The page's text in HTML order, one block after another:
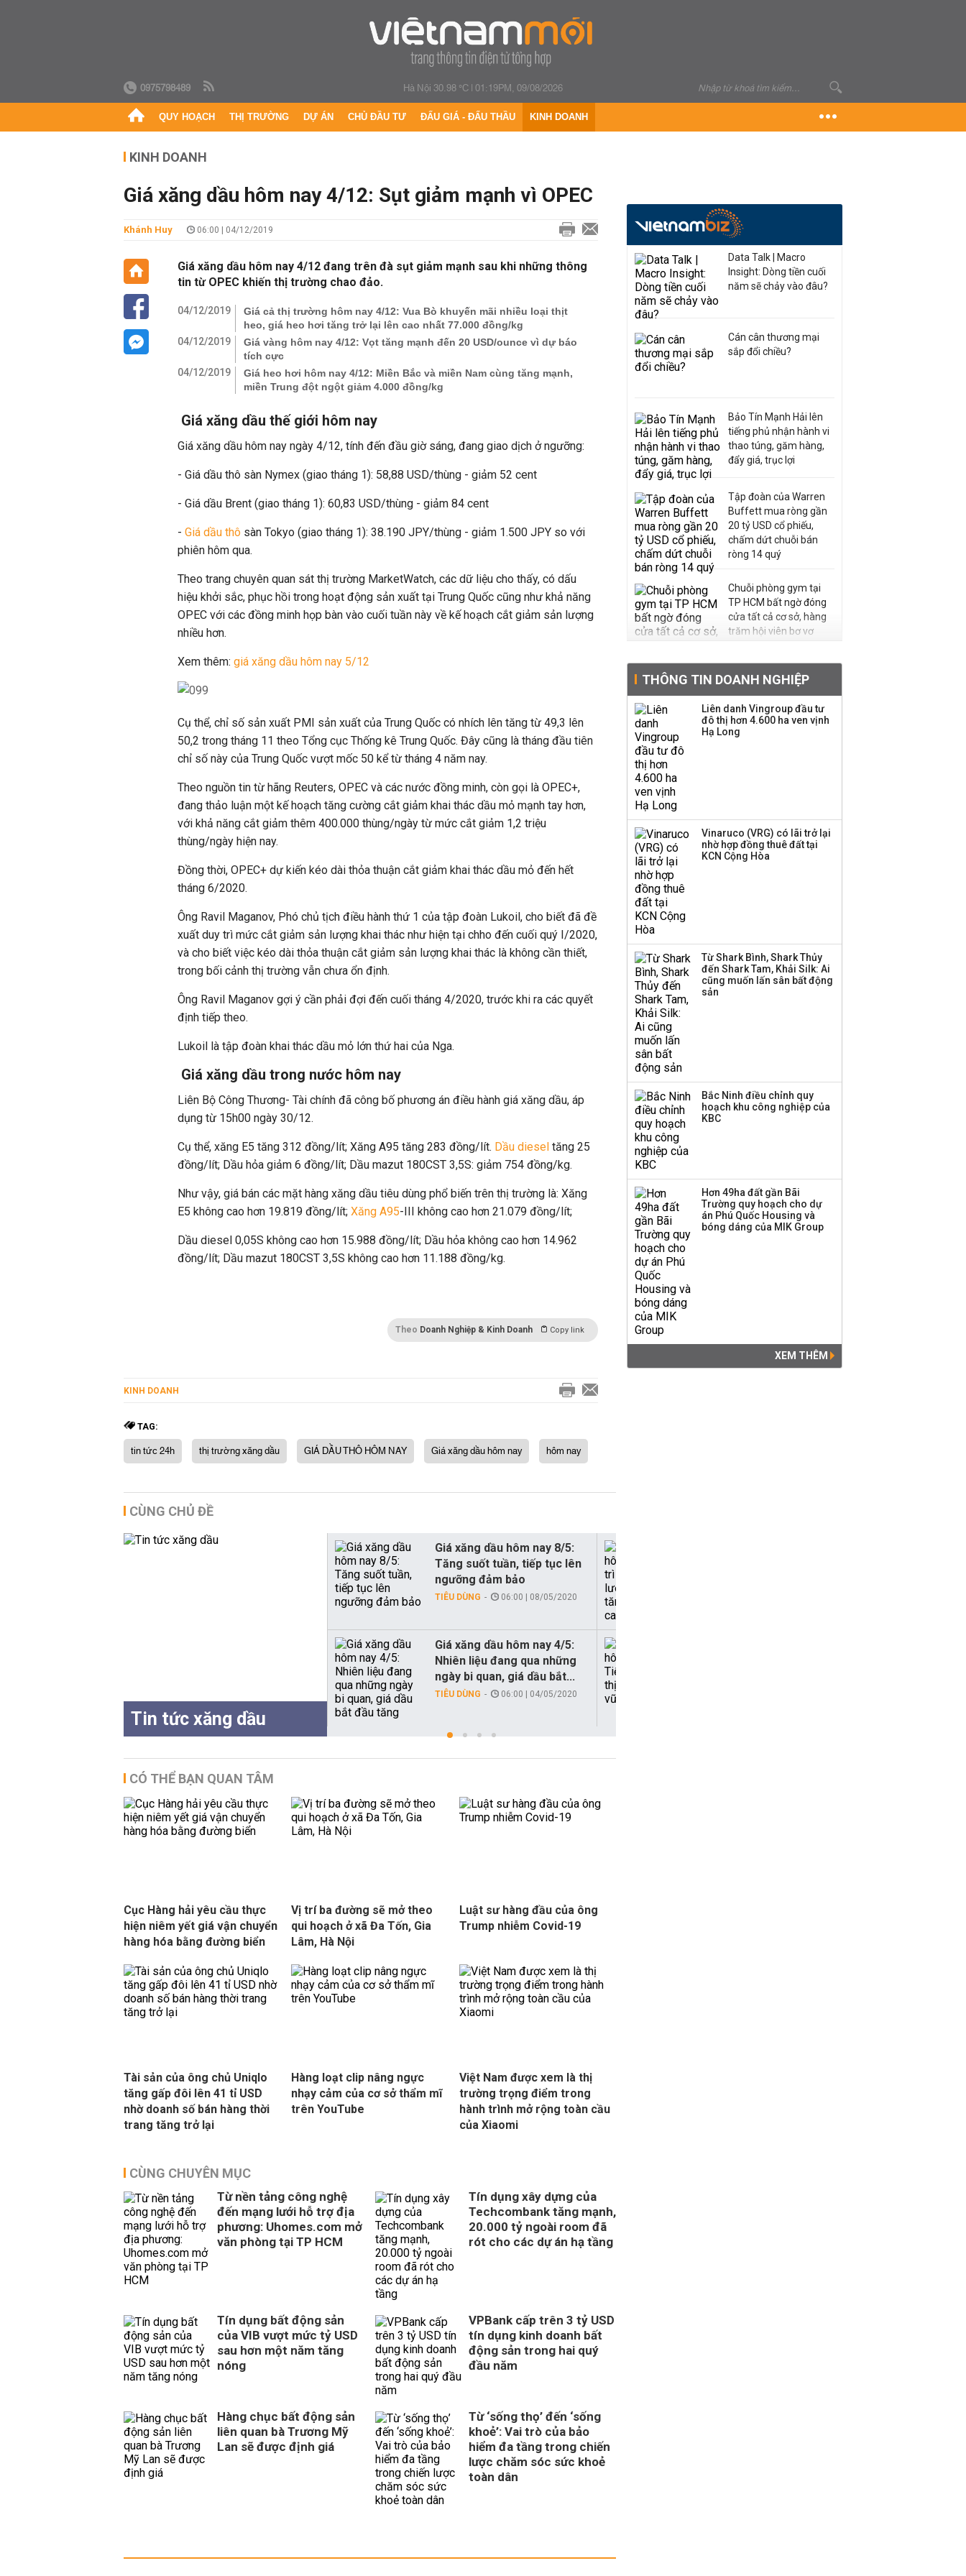
0975798489 Hà Nội 30.98 °C|01:19PM, 09/08/2026
QUY HOẠCH THỊ TRƯỜNG DỰ ÁN CHỦ ĐẦU TƯ ĐẤU GIÁ - ĐẤU THẦU KINH DOANH
KINH DOANH
Giá xăng dầu hôm nay 4/12: Sụt giảm mạnh vì OPEC
Khánh Huy 06:00 | 04/12/2019
Giá xăng dầu hôm nay 4/12 đang trên đà sụt giảm mạnh sau khi những thông
tin từ OPEC khiến thị trường chao đảo.
04/12/2019
Giá cả thị trường hôm nay 4/12: Vua Bò khuyến mãi nhiều loại thịt
heo, giá heo hơi tăng trở lại lên cao nhất 77.000 đồng/kg
04/12/2019
Giá vàng hôm nay 4/12: Vọt tăng mạnh đến 20 USD/ounce vì dự báo
tích cực
04/12/2019
Giá heo hơi hôm nay 4/12: Miền Bắc và miền Nam cùng tăng mạnh,
miền Trung đột ngột giảm 4.000 đồng/kg
Giá xăng dầu thế giới hôm nay
Giá xăng dầu hôm nay ngày 4/12, tính đến đầu giờ sáng, đang giao dịch ở ngưỡng:
- Giá dầu thô sàn Nymex (giao tháng 1): 58,88 USD/thùng - giảm 52 cent
- Giá dầu Brent (giao tháng 1): 60,83 USD/thùng - giảm 84 cent
- Giá dầu thô sàn Tokyo (giao tháng 1): 38.190 JPY/thùng - giảm 1.500 JPY so với
phiên hôm qua.
Theo trang chuyên quan sát thị trường MarketWatch, các dữ liệu cho thấy, có dấu
hiệu khởi sắc, phục hồi trong hoạt động sản xuất tại Trung Quốc cũng như khả năng
OPEC với các đồng minh họp bàn vào cuối tuần này về kế hoạch cắt giảm sản lượng
nhiều hơn.
Xem thêm: giá xăng dầu hôm nay 5/12
Cụ thể, chỉ số sản xuất PMI sản xuất của Trung Quốc có nhích lên tăng từ 49,3 lên
50,2 trong tháng 11 theo Tổng cục Thống kê Trung Quốc. Đây cũng là tháng đầu tiên
chỉ số này của Trung Quốc vượt mốc 50 kể từ tháng 4 năm nay.
Theo nguồn tin từ hãng Reuters, OPEC và các nước đồng minh, còn gọi là OPEC+,
đang thảo luận một kế hoạch tăng cường cắt giảm khai thác dầu mỏ mạnh tay hơn,
với khả năng cắt giảm thêm 400.000 thùng/ngày từ mức cắt giảm 1,2 triệu
thùng/ngày hiện nay.
Đồng thời, OPEC+ dự kiến kéo dài thỏa thuận cắt giảm khai thác dầu mỏ đến hết
tháng 6/2020.
Ông Ravil Maganov, Phó chủ tịch điều hành thứ 1 của tập đoàn Lukoil, cho biết đã đề
xuất duy trì mức cắt giảm sản lượng khai thác như hiện tại chho đến cuối quý I/2020,
và cho biết việc kéo dài thỏa thuận cắt giảm sản lượng khai thác là không cần thiết,
trong bối cảnh thị trường vẫn chưa ổn định.
Ông Ravil Maganov gợi ý cần phải đợi đến cuối tháng 4/2020, trước khi ra các quyết
định tiếp theo.
Lukoil là tập đoàn khai thác dầu mỏ lớn thứ hai của Nga.
Giá xăng dầu trong nước hôm nay
Liên Bộ Công Thương- Tài chính đã công bố phương án điều hành giá xăng dầu, áp
dụng từ 15h00 ngày 30/12.
Cụ thể, xăng E5 tăng 312 đồng/lít; Xăng A95 tăng 283 đồng/lít. Dầu diesel tăng 25
đồng/lít; Dầu hỏa giảm 6 đồng/lít; Dầu mazut 180CST 3,5S: giảm 754 đồng/kg.
Như vậy, giá bán các mặt hàng xăng dầu tiêu dùng phổ biến trên thị trường là: Xăng
E5 không cao hơn 19.819 đồng/lít; Xăng A95-III không cao hơn 21.079 đồng/lít;
Dầu diesel 0,05S không cao hơn 15.988 đồng/lít; Dầu hỏa không cao hơn 14.962
đồng/lít; Dầu mazut 180CST 3,5S không cao hơn 11.188 đồng/kg.
Theo Doanh Nghiệp & Kinh Doanh Copy link
KINH DOANH
TAG:
tin tức 24h thị trường xăng dầu GIÁ DẦU THÔ HÔM NAY Giá xăng dầu hôm nay hôm nay
CÙNG CHỦ ĐỀ
Tin tức xăng dầu
Giá xăng dầu hôm nay 8/5:
Tăng suốt tuần, tiếp tục lên
ngưỡng đảm bảo
TIÊU DÙNG 06:00 | 08/05/2020
Giá xăng dầu hôm nay 4/5:
Nhiên liệu đang qua những
ngày bi quan, giá dầu bắt...
TIÊU DÙNG 06:00 | 04/05/2020
CÓ THỂ BẠN QUAN TÂM
Cục Hàng hải yêu cầu thực
hiện niêm yết giá vận chuyển
hàng hóa bằng đường biển
Vị trí ba đường sẽ mở theo
qui hoạch ở xã Đa Tốn, Gia
Lâm, Hà Nội
Luật sư hàng đầu của ông
Trump nhiễm Covid-19
Tài sản của ông chủ Uniqlo
tăng gấp đôi lên 41 tỉ USD
nhờ doanh số bán hàng thời
trang tăng trở lại
Hàng loạt clip nâng ngực
nhạy cảm của cơ sở thẩm mĩ
trên YouTube
Việt Nam được xem là thị
trường trọng điểm trong
hành trình mở rộng toàn cầu
của Xiaomi
CÙNG CHUYÊN MỤC
Từ nền tảng công nghệ
đến mạng lưới hỗ trợ địa
phương: Uhomes.com mở
văn phòng tại TP HCM
Tín dụng xây dựng của
Techcombank tăng mạnh,
20.000 tỷ ngoài room đã
rót cho các dự án hạ tầng
Tín dụng bất động sản
của VIB vượt mức tỷ USD
sau hơn một năm tăng
nóng
VPBank cấp trên 3 tỷ USD
tín dụng kinh doanh bất
động sản trong hai quý
đầu năm
Hàng chục bất động sản
liên quan bà Trương Mỹ
Lan sẽ được định giá
Từ ‘sống thọ’ đến ‘sống
khoẻ’: Vai trò của bảo
hiểm đa tầng trong chiến
lược chăm sóc sức khoẻ
toàn dân
Data Talk | Macro
Insight: Dòng tiền cuối
năm sẽ chảy vào đâu?
Cán cân thương mại
sắp đổi chiều?
Bảo Tín Mạnh Hải lên
tiếng phủ nhận hành vi
thao túng, găm hàng,
đẩy giá, trục lợi
Tập đoàn của Warren
Buffett mua ròng gần
20 tỷ USD cổ phiếu,
chấm dứt chuỗi bán
ròng 14 quý
Chuỗi phòng gym tại
TP HCM bất ngờ đóng
cửa tất cả cơ sở, hàng
trăm hội viên bơ vơ
tiếng đứng sau tiệm
vàng Mi Hồng: Từ phụ
xe, sửa đồ điện tử cũ
đến gây dựng thương
hiệu hơn 35 năm tuổi
PNJ công bố thông tin
quyền tùy ý áp thuế
100% lên những đối tác
thương mại hàng đầu?
THÔNG TIN DOANH NGHIỆP
Liên danh Vingroup đầu tư
đô thị hơn 4.600 ha ven vịnh
Hạ Long
Vinaruco (VRG) có lãi trở lại
nhờ hợp đồng thuê đất tại
KCN Cộng Hòa
Từ Shark Bình, Shark Thủy
đến Shark Tam, Khải Silk: Ai
cũng muốn lấn sân bất động
sản
Bắc Ninh điều chỉnh quy
hoạch khu công nghiệp của
KBC
Hơn 49ha đất gần Bãi
Trường quy hoạch cho dự
án Phú Quốc Housing và
bóng dáng của MIK Group
XEM THÊM